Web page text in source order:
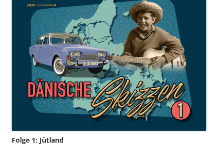
Folge 1: Jütland